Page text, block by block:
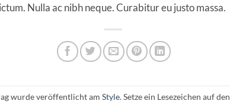
Nulla ac nibh neque. Curabitur eu justo massa.
wurde veröffentlicht am Style. Setze ein Lesezeichen auf den